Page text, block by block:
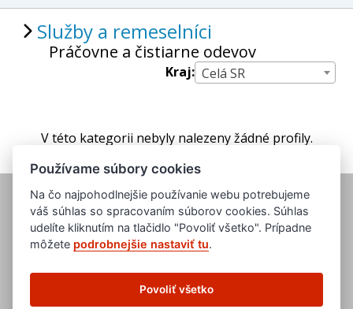
Služby a remeselníci
Práčovne a čistiarne odevov
Kraj: Celá SR
V této kategorii nebyly nalezeny žádné profily.
www.edb.cz
www.edb.eu
Používame súbory cookies
Na čo najpohodlnejšie používanie webu potrebujeme
váš súhlas so spracovaním súborov cookies. Súhlas
udelíte kliknutím na tlačidlo "Povoliť všetko". Prípadne
môžete podrobnejšie nastaviť tu.
Povoliť všetko